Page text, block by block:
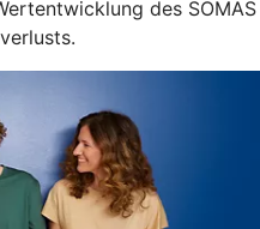
des SOMAS